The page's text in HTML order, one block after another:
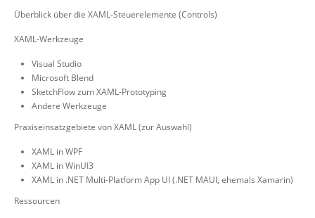
Überblick über die XAML-Steuerelemente (Controls)
XAML-Werkzeuge
Visual Studio
Microsoft Blend
SketchFlow zum XAML-Prototyping
Andere Werkzeuge
Praxiseinsatzgebiete von XAML (zur Auswahl)
XAML in WPF
XAML in WinUI3
XAML in .NET Multi-Platform App UI (.NET MAUI, ehemals Xamarin)
Ressourcen